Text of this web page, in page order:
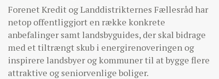
Forenet Kredit og Landdistrikternes Fællesråd har
netop offentliggjort en række konkrete
anbefalinger samt landsbyguides, der skal bidrage
med et tiltrængt skub i energirenoveringen og
inspirere landsbyer og kommuner til at bygge flere
attraktive og seniorvenlige boliger.